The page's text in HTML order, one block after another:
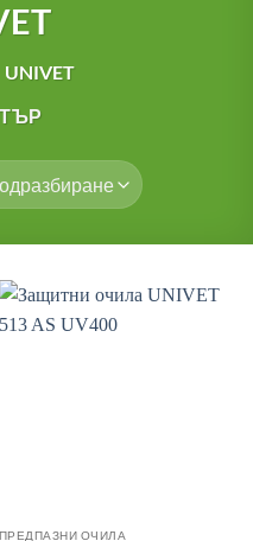
UNIVET
ПРЕДПАЗНИ ОЧИЛА